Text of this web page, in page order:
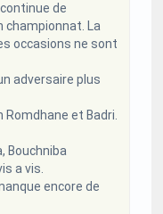
de
La
occasions ne sont
adversaire plus
et Badri.
Bouchniba
a vis.
encore de